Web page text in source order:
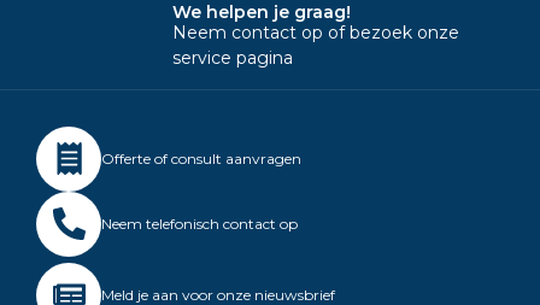
We helpen je graag!
Neem contact op of bezoek onze
service pagina
Offerte of consult aanvragen
Neem telefonisch contact op
Meld je aan voor onze nieuwsbrief